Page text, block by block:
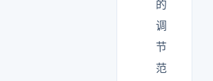
的
调
节
范